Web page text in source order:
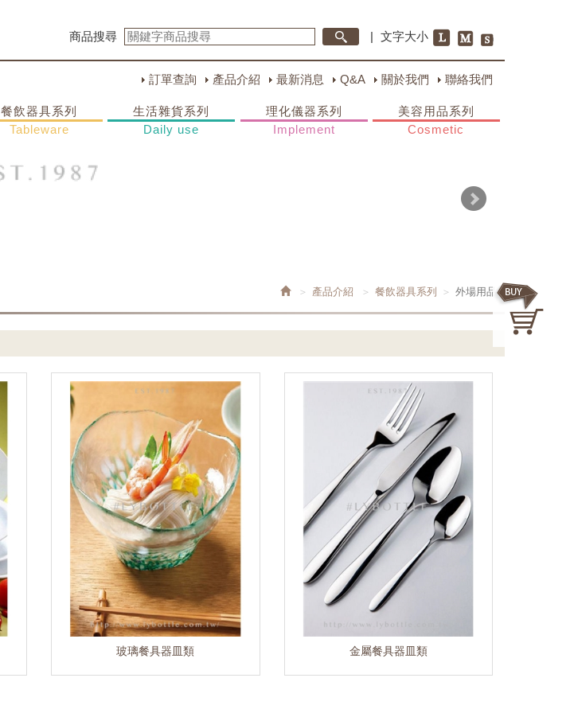
商品搜尋 | 文字大小
訂單查詢 產品介紹 最新消息 Q&A 關於我們 聯絡我們
餐飲器具系列
Tableware
生活雜貨系列
Daily use
理化儀器系列
Implement
美容用品系列
Cosmetic
產品介紹 餐飲器具系列 外場用品
玻璃餐具器皿類 金屬餐具器皿類